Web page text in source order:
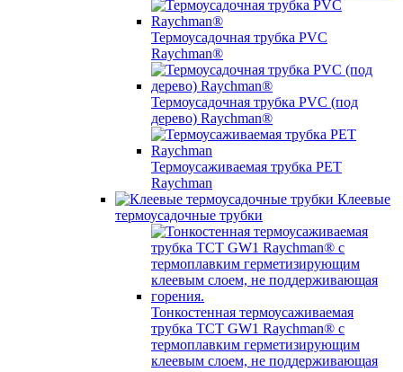
Термоусадочная трубка PVC
Raychman®
Термоусадочная трубка PVC (под
дерево) Raychman®
Термоусаживаемая трубка PET
Raychman
Клеевые
термоусадочные трубки
Тонкостенная термоусаживаемая
трубка TCT GW1 Raychman® с
термоплавким герметизирующим
клеевым слоем, не поддерживающая